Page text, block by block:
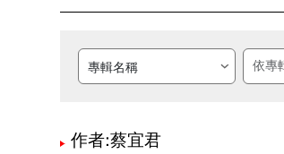
作者:蔡宜君